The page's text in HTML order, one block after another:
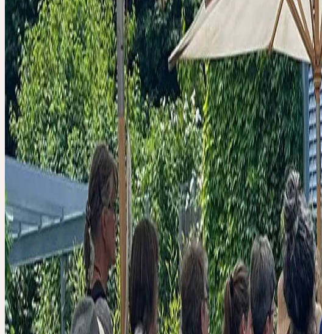
In Kesswil (TG) öffnen wir unsere Türen, um Ihnen einen Einblick in die
Produktion unserer einzigartigen Ceres-Urtinkturen zu ermöglichen. Bei Ceres
produzieren wir pflanzliche Arzneimittel von einer besonderen Qualität und
Kraft. Erleben Sie im Rahmen einer geführten Entdeckungstour über das Ceres
Herstellverfahren hautnah, wie viel Handarbeit, Achtsamkeit, Freude und
Erfahrung in unseren Urtinkturen steckt. Werfen Sie einen Blick durch die
„Schaufenster“ der Ceres Produktionsstätte oder schauen Sie uns im Rahmen
einer geführten Entdeckungstour über die Schulter.
Um Ihnen die Möglichkeit zu bieten, jeden Schritt des Herstellungsprozesses
aus der Nähe zu verfolgen, führen wir an diesem Samstag eine Schauproduktion
durch. Die Entdeckungstour dauert etwa eine Stunde. Anschliessend können Sie
sich gerne noch eine Weile in unserem schönen Heilpflanzengarten aufhalten, in
dem wir alle kultivierbaren Pflanzen aus unserem Sortiment zu
Anschauungszwecken angepflanzt haben. Damit Sie Ihre Eindrücke nach der
Führung in Ruhe wirken lassen können, steht für Sie ein köstliches Buffet sowie
erfrischende Getränke bereit.
Wir freuen uns auf Ihren Besuch!